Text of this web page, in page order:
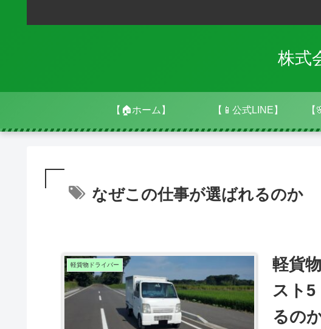
株式
【🏠ホーム】 【📱公式LINE】
なぜこの仕事が選ばれるのか
軽貨物ドライバー
軽貨
スト5
るの